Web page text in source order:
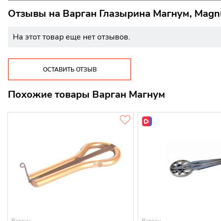
Отзывы на Варган Глазырина Магнум,
На этот товар еще нет отзывов.
ОСТАВИТЬ ОТЗЫВ
Похожие товары Варган Магнум